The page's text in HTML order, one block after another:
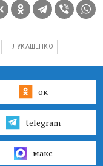
ЛУКАШЕНКО
ок
telegram
макс